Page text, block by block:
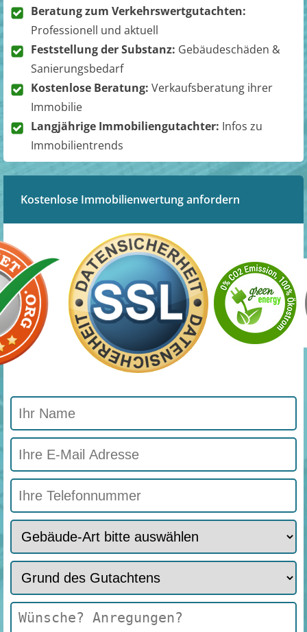
Beratung zum Verkehrswertgutachten:
Professionell und aktuell
Feststellung der Substanz: Gebäudeschäden &
Sanierungsbedarf
Kostenlose Beratung: Verkaufsberatung ihrer
Immobilie
Langjährige Immobiliengutachter: Infos zu
Immobilientrends
Kostenlose Immobilienwertung anfordern